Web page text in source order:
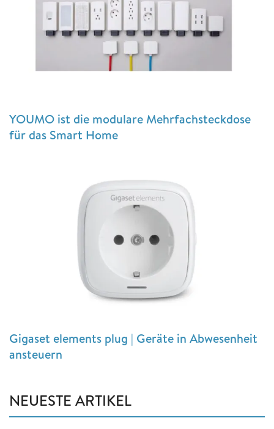
YOUMO ist die modulare Mehrfachsteckdose
für das Smart Home
Gigaset elements plug | Geräte in Abwesenheit
ansteuern
NEUESTE ARTIKEL